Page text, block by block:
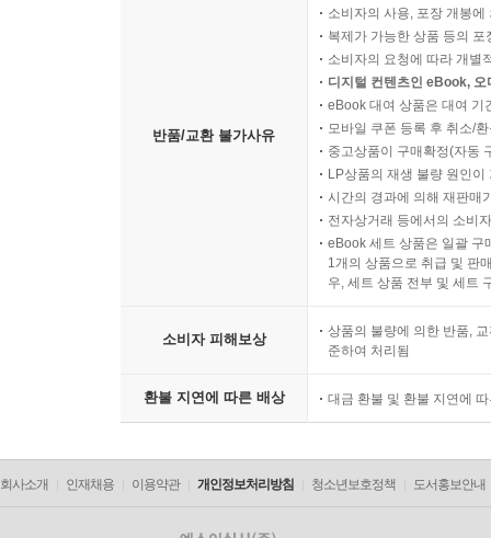
반품/교환 불가사유
소비자의 사용, 포장 개봉
복제가 가능한 상품 등의
소비자의 요청에 따라 개별
디지털 컨텐츠인 eBook,
eBook 대여 상품은 대여 기
모바일 쿠폰 등록 후 취소/
중고상품이 구매확정(자동
LP상품의 재생 불량 원인
시간의 경과에 의해 재판매
전자상거래 등에서의 소비
eBook 세트 상품은 일괄 구
1개의 상품으로 취급 및 판
우, 세트 상품 전부 및 세트
소비자 피해보상
상품의 불량에 의한 반품,
준하여 처리됨
환불 지연에 따른 배상 대금 환불 및 환불 지연에
회사소개 인재채용 이용약관 개인정보처리방침 청소년보호정책 도서홍보안내